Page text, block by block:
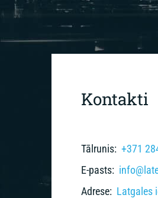
Kontakti
Tālrunis: +371
E-pasts:
Adrese: Latgales